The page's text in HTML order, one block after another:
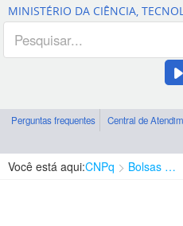
MINISTÉRIO DA CIÊNCIA,
Perguntas frequentes Central de
Você está aqui:CNPq Bolsas e Auxílios Vigentes